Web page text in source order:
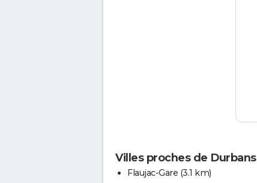
Villes proches de Durbans
Flaujac-Gare (3.1 km)